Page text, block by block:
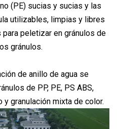
(PE) sucias y sucias y las
utilizables, limpias y libres
peletizar en gránulos de
gránulos.
de anillo de agua se
de PP, PE, PS ABS,
granulación mixta de color.